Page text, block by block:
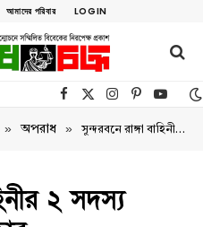
আমাদের পরিবার LOGIN
Facebook
X (Twitter)Instagram
Pinterest
» অপরাধ » সুন্দরবনে রাঙ্গা বাহিনীর ২ সদস্য আটক, ৯ জেলে উদ্ধার
২ সদস্য